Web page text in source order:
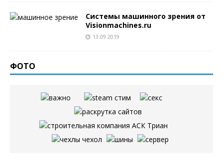
Системы машинного зрения от
Visionmachines.ru
13.09.2019
ФОТО